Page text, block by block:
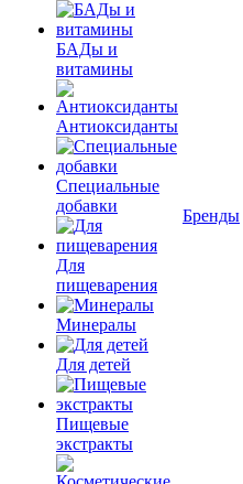
БАДы и
витамины
Антиоксиданты
Специальные
добавки
Для
пищеварения
Минералы
Для детей
Пищевые
экстракты
Бренды